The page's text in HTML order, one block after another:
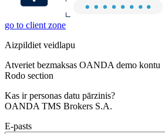
go to client zone
Aizpildiet veidlapu
Atveriet bezmaksas OANDA demo kontu
Rodo section
Kas ir personas datu pārzinis?
OANDA TMS Brokers S.A.
E-pasts